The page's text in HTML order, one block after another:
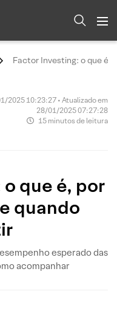
Factor Investing: o que é,
2025 10:23:27 • Atualizado em
28/01/2025 07:27:28
15 minutos de leitura
que é, por
quando
esperado das
acompanhar